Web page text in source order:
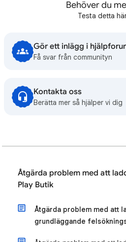
Behöver du
Testa detta
Gör ett inlägg i
Få svar från communityn
Kontakta oss
Berätta mer så hjälper vi dig
Åtgärda problem med att
Play Butik
Åtgärda problem med att
grundläggande